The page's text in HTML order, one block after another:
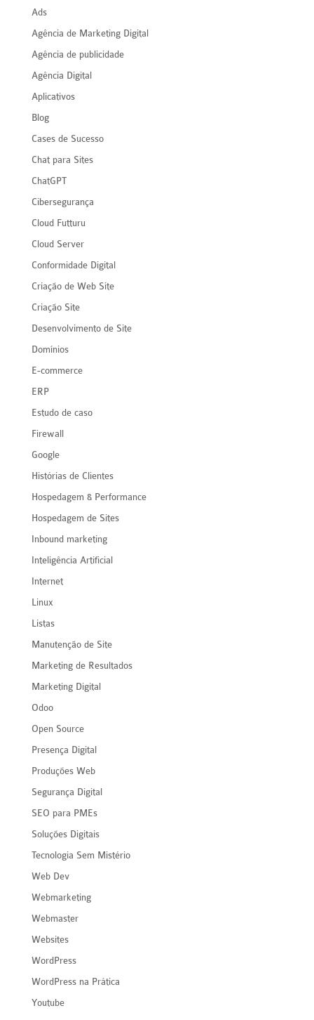
Ads
Agência de Marketing Digital
Agência de publicidade
Agência Digital
Aplicativos
Blog
Cases de Sucesso
Chat para Sites
ChatGPT
Cibersegurança
Cloud Futturu
Cloud Server
Conformidade Digital
Criação de Web Site
Criação Site
Desenvolvimento de Site
Domínios
E-commerce
ERP
Estudo de caso
Firewall
Google
Histórias de Clientes
Hospedagem & Performance
Hospedagem de Sites
Inbound marketing
Inteligência Artificial
Internet
Linux
Listas
Manutenção de Site
Marketing de Resultados
Marketing Digital
Odoo
Open Source
Presença Digital
Produções Web
Segurança Digital
SEO para PMEs
Soluções Digitais
Tecnologia Sem Mistério
Web Dev
Webmarketing
Webmaster
Websites
WordPress
WordPress na Prática
Youtube